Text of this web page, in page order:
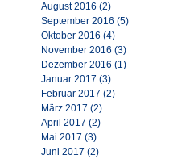
August 2016 (2)
September 2016 (5)
Oktober 2016 (4)
November 2016 (3)
Dezember 2016 (1)
Januar 2017 (3)
Februar 2017 (2)
März 2017 (2)
April 2017 (2)
Mai 2017 (3)
Juni 2017 (2)